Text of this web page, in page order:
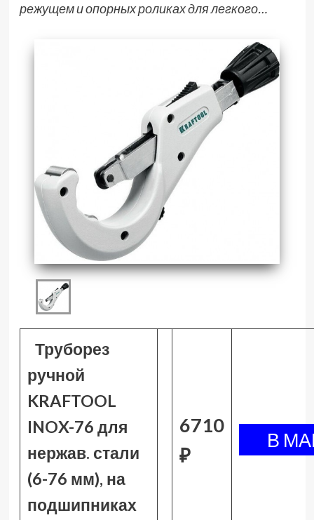
режущем и опорных роликах для легкого…
Труборез
ручной
KRAFTOOL
INOX-76 для
нержав. стали
(6-76 мм), на
подшипниках
6710
₽